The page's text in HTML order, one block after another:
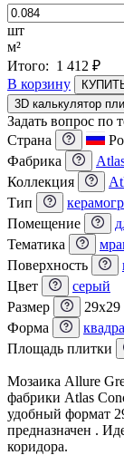
шт
м²
Итого: 1 412 ₽
В корзину
3D калькулятор
Задать вопрос по
Страна
Фабрика
Коллекция
Тип
Помещение
Тематика
Поверхность
Цвет
серый
Размер
29x29
Форма
Площадь плитки
Мозаика Allure
фабрики Atlas
удобный формат
предназначен .
коридора.